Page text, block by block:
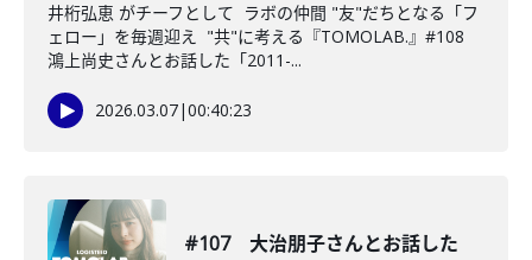
井桁弘恵 がチーフとして ラボの仲間 "友"だちとなる「フ
ェロー」を毎週迎え "共"に考える『TOMOLAB.』#108
鴻上尚史さんとお話した「2011-...
2026.03.07|00:40:23
#107 大治朋子さんとお話した